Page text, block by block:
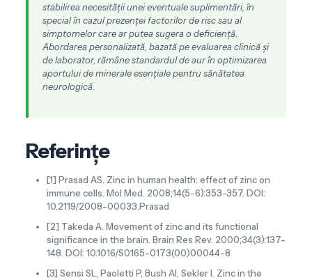
stabilirea necesității unei eventuale suplimentări, în
special în cazul prezenței factorilor de risc sau al
simptomelor care ar putea sugera o deficiență.
Abordarea personalizată, bazată pe evaluarea clinică și
de laborator, rămâne standardul de aur în optimizarea
aportului de minerale esențiale pentru sănătatea
neurologică.
Referințe
[1] Prasad AS. Zinc in human health: effect of zinc on
immune cells. Mol Med. 2008;14(5-6):353-357. DOI:
10.2119/2008-00033.Prasad
[2] Takeda A. Movement of zinc and its functional
significance in the brain. Brain Res Rev. 2000;34(3):137-
148. DOI: 10.1016/S0165-0173(00)00044-8
[3] Sensi SL, Paoletti P, Bush AI, Sekler I. Zinc in the